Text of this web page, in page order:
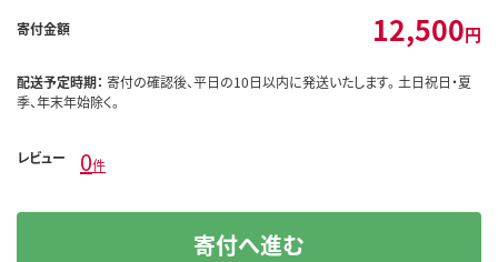
寄付金額 12,500円
配送予定時期： 寄付の確認後、平日の10日以内に発送いたします。 土日祝日・夏
季、年末年始除く。
レビュー 0件
寄付へ進む